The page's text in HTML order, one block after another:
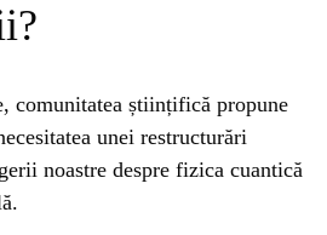
comunitatea științifică propune
unei restructurări
noastre despre fizica cuantică